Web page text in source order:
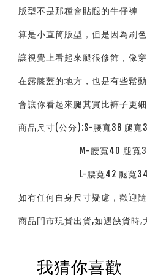
版型不是那種會貼腿的牛仔褲
算是小直筒版型，但是因為刷
讓視覺上看起來腿很修飾，像
在露膝蓋的地方，也是有些鬆
會讓你看起來腿其實比褲子更細
商品尺寸(公分):S-腰寬38 腿寬
M-腰寬40 腿寬32 褲
L-腰寬42 腿寬34 褲
如有任何自身尺寸疑慮，歡迎
商品門市現貨出貨,如遇缺貨時,
我猜你喜歡